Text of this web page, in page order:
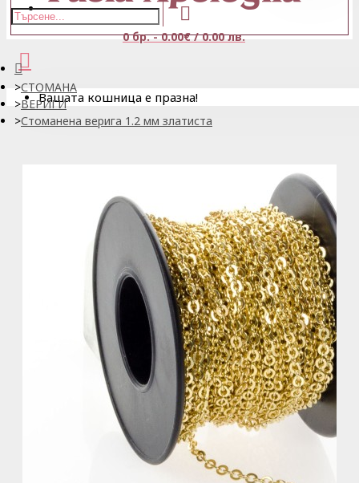
0 бр. - 0.00€ / 0.00 лв.
Вашата кошница е празна!
СТОМАНА
ВЕРИГИ
Стоманена верига 1.2 мм златиста